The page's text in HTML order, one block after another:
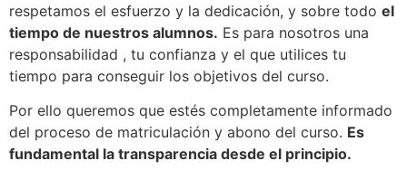
respetamos el esfuerzo y la dedicación, y sobre todo el
tiempo de nuestros alumnos. Es para nosotros una
responsabilidad , tu confianza y el que utilices tu
tiempo para conseguir los objetivos del curso.
Por ello queremos que estés completamente informado
del proceso de matriculación y abono del curso. Es
fundamental la transparencia desde el principio.